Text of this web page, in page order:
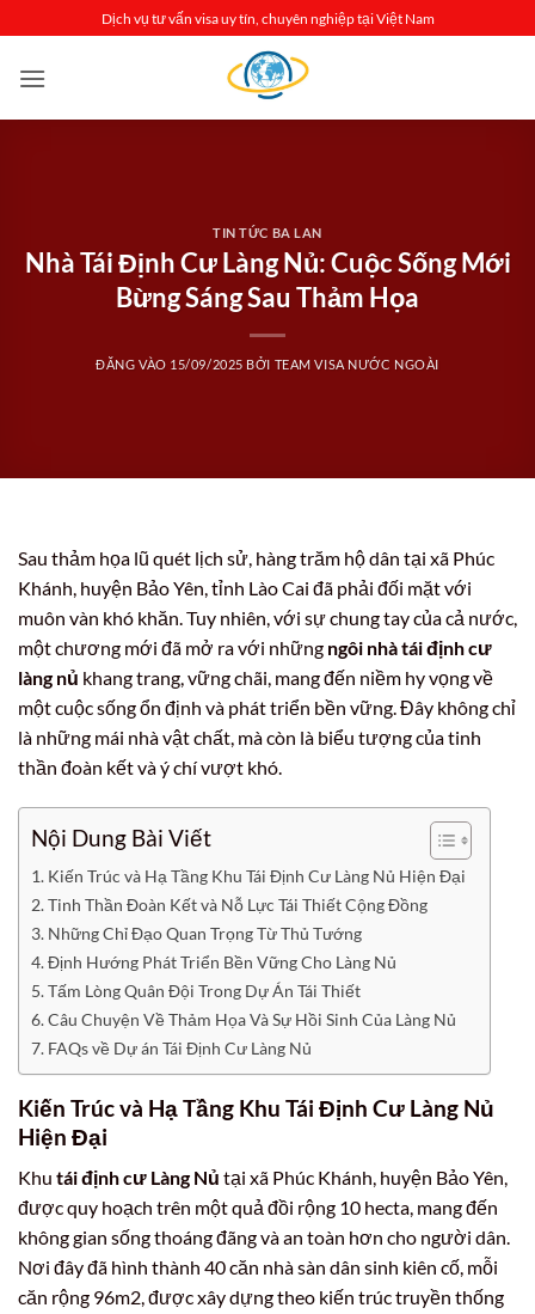
qua
nội
Dịch vụ tư vấn visa uy tín, chuyên nghiệp tại Việt Nam
TIN TỨC BA LAN
Nhà Tái Định Cư Làng Nủ: Cuộc Sống Mới
Bừng Sáng Sau Thảm Họa
ĐĂNG VÀO 15/09/2025 BỞI TEAM VISA NƯỚC NGOÀI
Sau thảm họa lũ quét lịch sử, hàng trăm hộ dân tại xã Phúc
Khánh, huyện Bảo Yên, tỉnh Lào Cai đã phải đối mặt với
muôn vàn khó khăn. Tuy nhiên, với sự chung tay của cả nước,
một chương mới đã mở ra với những ngôi nhà tái định cư
làng nủ khang trang, vững chãi, mang đến niềm hy vọng về
một cuộc sống ổn định và phát triển bền vững. Đây không chỉ
là những mái nhà vật chất, mà còn là biểu tượng của tinh
thần đoàn kết và ý chí vượt khó.
Nội Dung Bài Viết
Kiến Trúc và Hạ Tầng Khu Tái Định Cư Làng Nủ Hiện Đại
Tinh Thần Đoàn Kết và Nỗ Lực Tái Thiết Cộng Đồng
Những Chỉ Đạo Quan Trọng Từ Thủ Tướng
Định Hướng Phát Triển Bền Vững Cho Làng Nủ
Tấm Lòng Quân Đội Trong Dự Án Tái Thiết
Câu Chuyện Về Thảm Họa Và Sự Hồi Sinh Của Làng Nủ
FAQs về Dự án Tái Định Cư Làng Nủ
Kiến Trúc và Hạ Tầng Khu Tái Định Cư Làng Nủ
Hiện Đại
Khu tái định cư Làng Nủ tại xã Phúc Khánh, huyện Bảo Yên,
được quy hoạch trên một quả đồi rộng 10 hecta, mang đến
không gian sống thoáng đãng và an toàn hơn cho người dân.
Nơi đây đã hình thành 40 căn nhà sàn dân sinh kiên cố, mỗi
căn rộng 96m2, được xây dựng theo kiến trúc truyền thống